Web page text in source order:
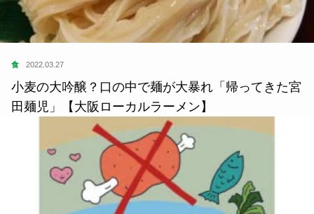
食 2022.03.27
小麦の大吟醸？口の中で麺が大暴れ「帰ってきた宮
田麺児」【大阪ローカルラーメン】